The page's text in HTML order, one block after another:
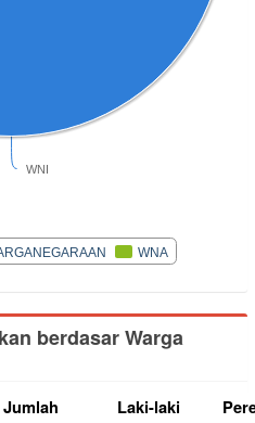
WNI
WNA
berdasar Warga
Jumlah Laki-laki